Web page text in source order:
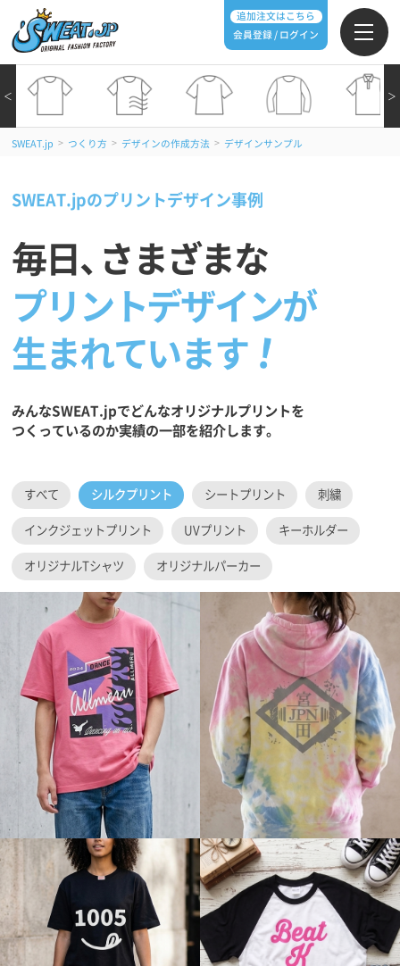
追加注文はこちら
会員登録 / ログイン
＞
＜
SWEAT.jp > つくり方 > デザインの作成方法 > デザインサンプル
SWEAT.jpのプリントデザイン事例
毎日 、 さまざまな
プリントデザインが
生まれています
みんなSWEAT.jpでどんなオリジナルプリントを
つくっているのか実績の一部を紹介します。
すべて シルクプリント シートプリント 刺繍
インクジェットプリント UVプリント キーホルダー
オリジナルTシャツ オリジナルパーカー